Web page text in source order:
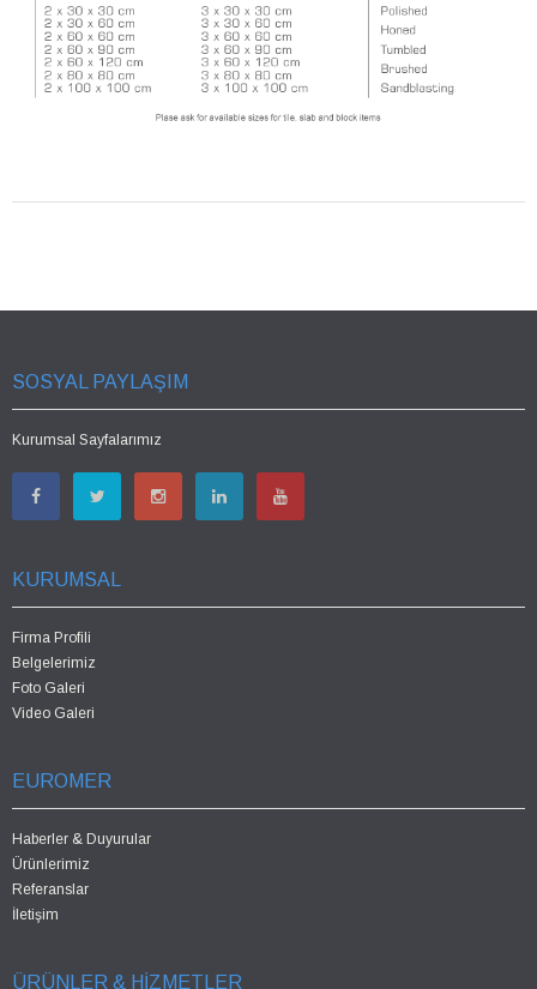
SOSYAL PAYLAŞIM
Kurumsal Sayfalarımız
KURUMSAL
Firma Profili
Belgelerimiz
Foto Galeri
Video Galeri
EUROMER
Haberler & Duyurular
Ürünlerimiz
Referanslar
İletişim
ÜRÜNLER & HİZMETLER